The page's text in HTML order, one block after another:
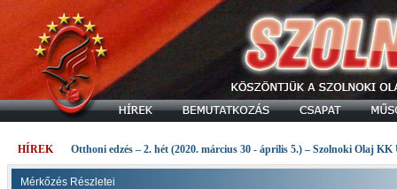
HÍREK Otthoni edzés – 2. hét (2020. március 30 - április 5.) – Szolnoki Olaj KK
Mérkőzés Részletei